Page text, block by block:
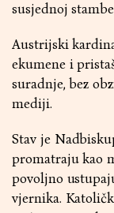
susjednoj
Austrijski
ekumene i
suradnje, bez
mediji.
Stav je
promatraju kao
povoljno
vjernika.